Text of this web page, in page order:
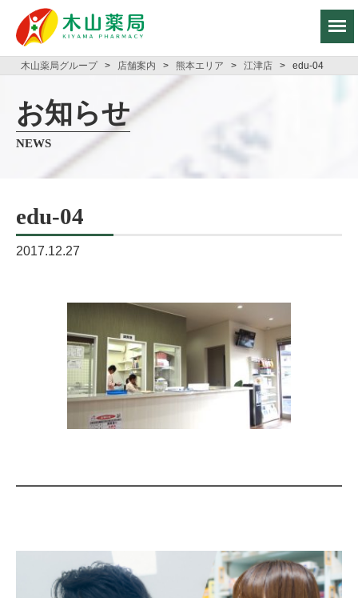
木山薬局グループ > 店舗案内 > 熊本エリア > 江津店 > edu-04
お知らせ
NEWS
edu-04
2017.12.27